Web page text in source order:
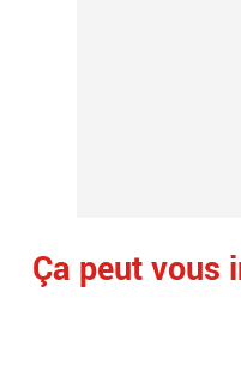
Ça peut vous